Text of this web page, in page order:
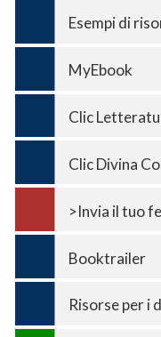
Esempi di
MyEbook
Clic
Clic Divina
>Invia il tuo
Booktrailer
Risorse per i